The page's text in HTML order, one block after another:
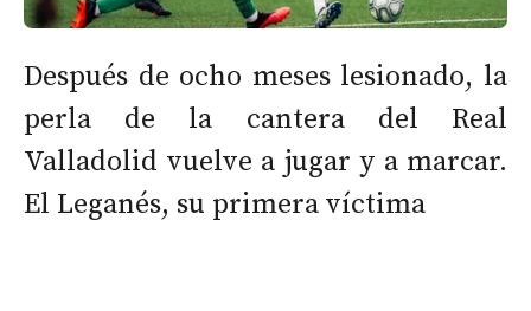
Después de ocho meses lesionado, la
perla de la cantera del Real
Valladolid vuelve a jugar y a marcar.
El Leganés, su primera víctima